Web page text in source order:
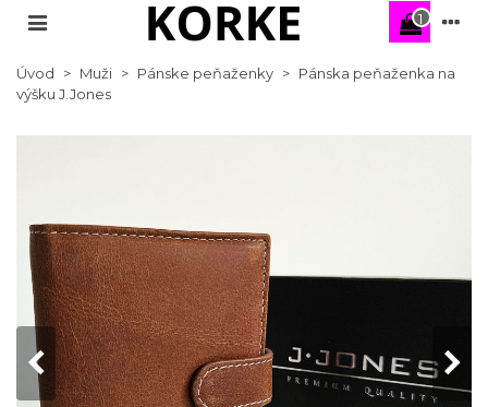
1
Úvod > Muži > Pánske peňaženky > Pánska peňaženka na
výšku J.Jones